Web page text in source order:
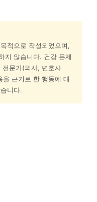
적으로 작성되었으며,
지 않습니다. 건강 문제
전문가(의사, 변호사
근거로 한 행동에 대
니다.